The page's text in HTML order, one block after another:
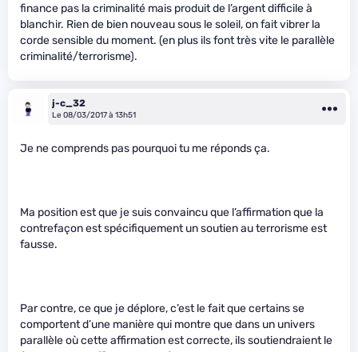
finance pas la criminalité mais produit de l’argent difficile à
blanchir. Rien de bien nouveau sous le soleil, on fait vibrer la
corde sensible du moment. (en plus ils font très vite le parallèle
criminalité/terrorisme).
j-c_32
Le 08/03/2017 à 13h51
Je ne comprends pas pourquoi tu me réponds ça.
Ma position est que je suis convaincu que l’affirmation que la
contrefaçon est spécifiquement un soutien au terrorisme est
fausse.
Par contre, ce que je déplore, c’est le fait que certains se
comportent d’une manière qui montre que dans un univers
parallèle où cette affirmation est correcte, ils soutiendraient le